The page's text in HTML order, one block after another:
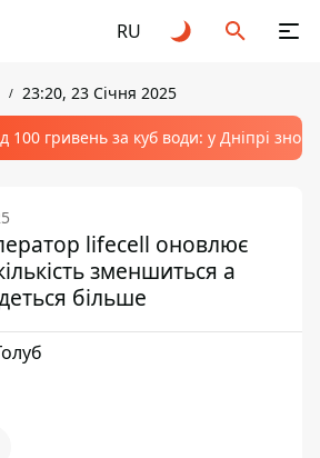
RU
23:20, 23 Січня 2025
100 гривень за куб води: у Дніпрі
lifecell оновлює
зменшиться а
більше